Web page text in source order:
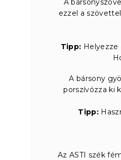
A
ezzel a
Tipp: Helyezze
A bársony
porszívózza ki
Tipp:
Az ASTI szék